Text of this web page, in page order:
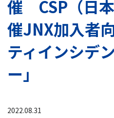
催 CSP（日
催JNX加入者
ティインシデ
ー」
2022.08.31